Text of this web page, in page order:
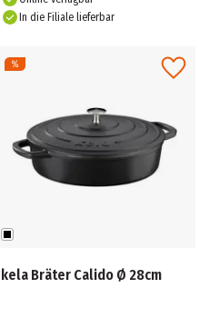
In die Filiale lieferbar
kela Bräter Calido Ø 28cm